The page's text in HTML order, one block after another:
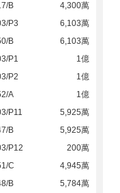
B
4,300萬
P3
6,103萬
B
6,103萬
P1
1億
P2
1億
A
1億
P11
5,925萬
B
5,925萬
P12
200萬
C
4,945萬
B
5,784萬